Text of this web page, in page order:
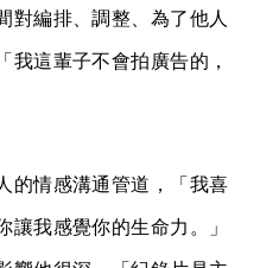
對編排、調整、為了他人
我這輩子不會拍廣告的，
的情感溝通管道，「我喜
我感覺你的生命力。」